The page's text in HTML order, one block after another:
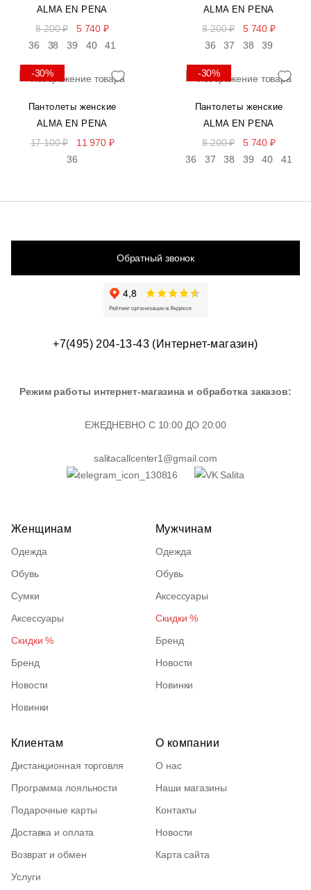
ALMA EN PENA
8 200 ₽
5 740 ₽
36
38 39 40 41
ALMA EN PENA
8 200 ₽
5 740 ₽
36
37 38 39
-30%
Пантолеты женские
ALMA EN PENA
17 100 ₽
11 970 ₽
36
-30%
Пантолеты женские
ALMA EN PENA
8 200 ₽
5 740 ₽
36
37 38 39 40 41
Женщинам
Одежда
Обувь
Сумки
Аксессуары
Скидки %
Бренд
Новости
Новинки
Мужчинам
Одежда
Обувь
Аксессуары
Скидки %
Бренд
Новости
Новинки
Клиентам
Дистанционная торговля
Программа лояльности
Подарочные карты
Доставка и оплата
Возврат и обмен
Услуги
О компании
О нас
Наши магазины
Контакты
Новости
Карта сайта
+7(495) 204-13-43 (Интернет-магазин)
Режим работы интернет-магазина и обработка заказов:
ЕЖЕДНЕВНО С 10:00 ДО 20:00
salitacallcenter1@gmail.com
Обратный звонок